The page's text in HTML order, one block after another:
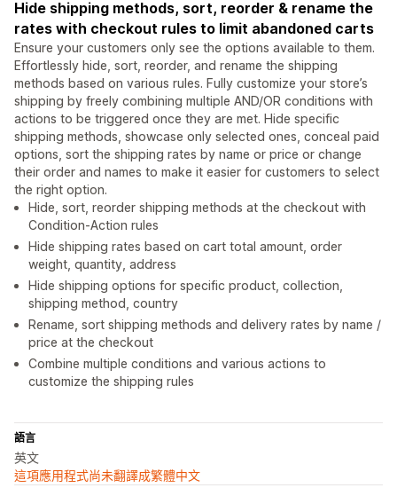
Hide shipping methods, sort, reorder & rename the
rates with checkout rules to limit abandoned carts
Ensure your customers only see the options available to them.
Effortlessly hide, sort, reorder, and rename the shipping
methods based on various rules. Fully customize your store’s
shipping by freely combining multiple AND/OR conditions with
actions to be triggered once they are met. Hide specific
shipping methods, showcase only selected ones, conceal paid
options, sort the shipping rates by name or price or change
their order and names to make it easier for customers to select
the right option.
Hide, sort, reorder shipping methods at the checkout with
Condition-Action rules
Hide shipping rates based on cart total amount, order
weight, quantity, address
Hide shipping options for specific product, collection,
shipping method, country
Rename, sort shipping methods and delivery rates by name /
price at the checkout
Combine multiple conditions and various actions to
customize the shipping rules
語言
英文
這項應用程式尚未翻譯成繁體中文